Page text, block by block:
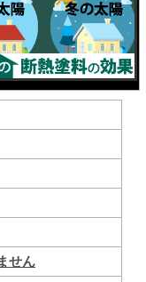
せん